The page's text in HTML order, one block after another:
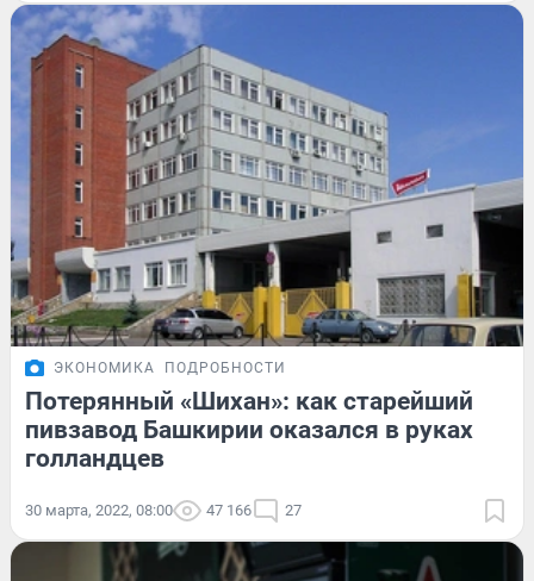
ЭКОНОМИКА ПОДРОБНОСТИ
Потерянный «Шихан»: как старейший
пивзавод Башкирии оказался в руках
голландцев
30 марта, 2022, 08:00 47 166 27